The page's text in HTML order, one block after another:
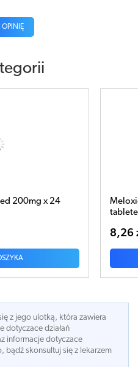
OPINIĘ
7,5mg x 10
10,06
z jego ulotką, która zawiera
dotyczace działań
informacje dotyczace
bądź skonsultuj się z lekarzem